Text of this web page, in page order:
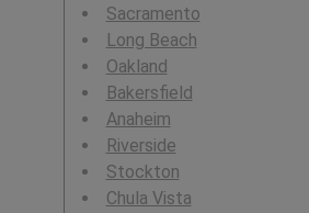
Sacramento
Long Beach
Oakland
Bakersfield
Anaheim
Riverside
Stockton
Chula Vista